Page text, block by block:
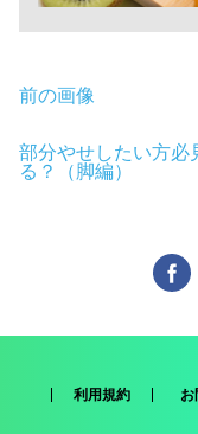
前の画像
部分やせしたい方必
る？（脚編）
利用規約